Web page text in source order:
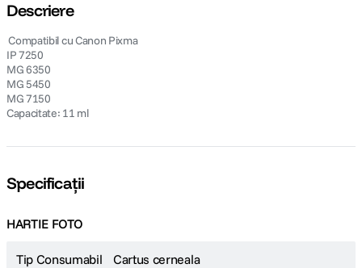
Descriere
 Compatibil cu Canon Pixma
IP 7250
MG 6350
MG 5450
MG 7150
Capacitate: 11 ml
Specificații
HARTIE FOTO
Tip Consumabil Cartus cerneala